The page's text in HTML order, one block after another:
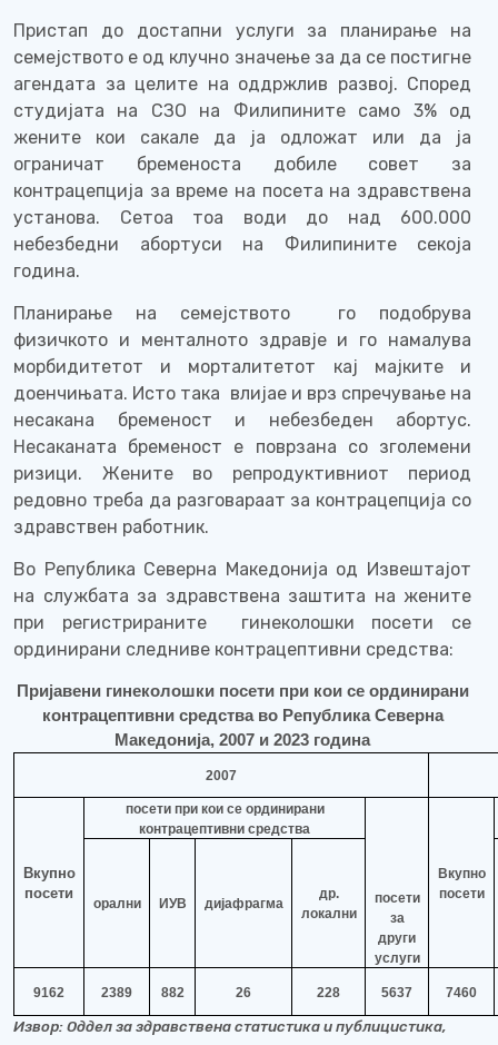
Пристап до достапни услуги за планирање на
семејството е од клучно значење за да се постигне
агендата за целите на оддржлив развој. Според
студијата на СЗО на Филипините само 3% од
жените кои сакале да ја одложат или да ја
ограничат бременоста добиле совет за
контрацепција за време на посета на здравствена
установа. Сетоа тоа води до над 600.000
небезбедни абортуси на Филипините секоја
година.
Планирање на семејството
го подобрува
физичкото и менталното здравје и го намалува
морбидитетот и морталитетот кај мајките и
доенчињата. Исто така влијае и врз спречување на
несакана бременост и небезбеден абортус.
Несаканата бременост е поврзана со зголемени
ризици. Жените во репродуктивниот период
редовно треба да разговараат за контрацепција со
здравствен работник.
Во Република Северна Македонија од Извештајот
на службата за здравствена заштита на жените
при регистрираните
гинеколошки посети се
ординирани следниве контрацептивни средства:
Пријавени гинеколошки посети при кои се ординирани
контрацептивни средства во Република Северна
Македонија, 2007 и 2023 година
2007
Вкупно
посети
посети при кои се ординирани
контрацептивни средства
посети
за
други
услуги
Вкупно
посети
орални ИУВ дијафрагма
др.
локални
9162 2389 882 26 228 5637 7460
Извор: Оддел за здравствена статистика и публицистика,